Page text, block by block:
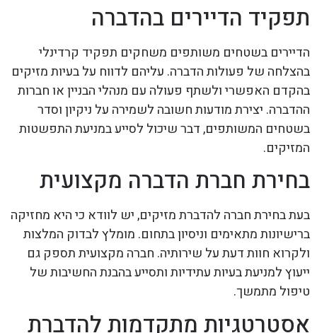
תפקיד הדיירים בהדברה
הדיירים בשטחים משותפים משחקים תפקיד קרדינלי
בהצלחה של פעולות הדברה. עליהם לדווח על בעיות מזיקים
בהקדם האפשרי ולשתף פעולה עם מנהלי הבניין או חברות
ההדברה. יצירת מודעות חשובה לשמירה על ניקיון וסדר
בשטחים המשותפים, דבר שיכול לסייע במניעת התפשטות
המזיקים.
בחירת חברת הדברה מקצועית
בעת בחירת חברה להדברת מזיקים, יש לוודא כי היא מחזיקה
ברישיונות מתאימים וניסיון בתחום. מומלץ לבדוק המלצות
ולקרוא חוות דעת על שירותיה. חברה מקצועית תספק גם
ייעוץ למניעת בעיות עתידיות ותסייע בהבנת החשיבות של
טיפול מתמשך.
אסטרטגיות מתקדמות להדברת